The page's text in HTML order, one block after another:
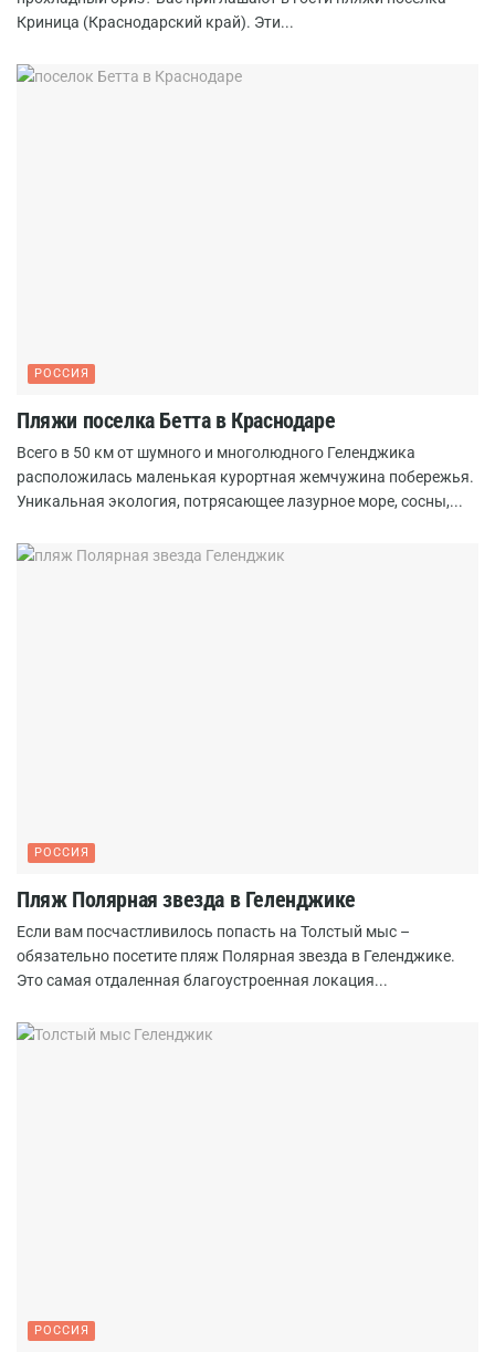
Криница (Краснодарский край). Эти...
РОССИЯ
Пляжи поселка Бетта в Краснодаре
Всего в 50 км от шумного и многолюдного Геленджика
расположилась маленькая курортная жемчужина побережья.
Уникальная экология, потрясающее лазурное море, сосны,...
РОССИЯ
Пляж Полярная звезда в Геленджике
Если вам посчастливилось попасть на Толстый мыс –
обязательно посетите пляж Полярная звезда в Геленджике.
Это самая отдаленная благоустроенная локация...
РОССИЯ